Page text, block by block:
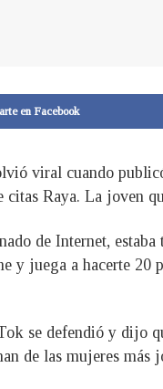
en Facebook
viral cuando
citas Raya. La joven
de Internet,
y juega a hacerte 20
se defendió y dijo
de las mujeres más